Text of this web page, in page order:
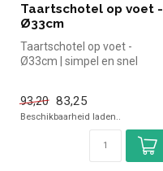
Taartschotel op voet -
Ø33cm
Taartschotel op voet -
Ø33cm | simpel en snel
93,20 83,25
Beschikbaarheid laden..